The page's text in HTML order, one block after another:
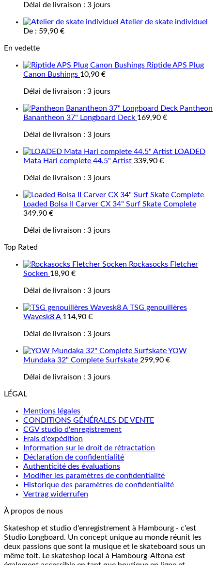
Délai de livraison : 3 jours
Atelier de skate individuel
De : 59,90 €
En vedette
Riptide APS Plug
Canon Bushings 10,90 €
Délai de livraison : 3 jours
Pantheon
Banantheon 37" Longboard Deck 169,90 €
Délai de livraison : 3 jours
LOADED
Mata Hari complete 44.5" Artist 339,90 €
Délai de livraison : 3 jours
Loaded Bolsa II Carver CX 34" Surf Skate Complete
349,90 €
Délai de livraison : 3 jours
Top Rated
Rockasocks Fletcher
Socken 18,90 €
Délai de livraison : 3 jours
TSG genouillères
Wavesk8 A 114,90 €
Délai de livraison : 3 jours
YOW
Mundaka 32" Complete Surfskate 299,90 €
Délai de livraison : 3 jours
LÉGAL
Mentions légales
CONDITIONS GÉNÉRALES DE VENTE
CGV studio d'enregistrement
Frais d'expédition
Information sur le droit de rétractation
Déclaration de confidentialité
Authenticité des évaluations
Modifier les paramètres de confidentialité
Historique des paramètres de confidentialité
Vertrag widerrufen
À propos de nous
Skateshop et studio d'enregistrement à Hambourg - c'est
Studio Longboard. Un concept unique au monde réunit les
deux passions que sont la musique et le skateboard sous un
même toit. Le skateshop local à Hambourg-Altona est